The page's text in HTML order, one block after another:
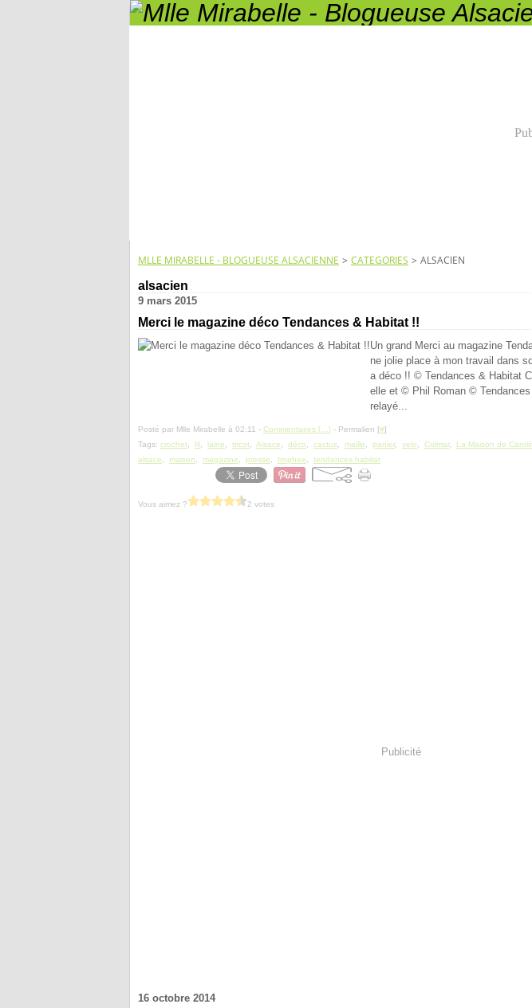
MLLE MIRABELLE - BLOGUEUSE ALSACIENNE > CATEGORIES > ALSACIEN
alsacien
9 mars 2015
Merci le magazine déco Tendances & Habitat !!
Un grand Merci au magazine
ne jolie place à mon travail dans
a déco !! © Tendances & Habitat
elle et © Phil Roman ©
relayé...
Posté par Mlle Mirabelle à 02:11 - Commentaires [ ] - Permalien [#]
Tags: crochet fil laine tricot Alsace déco cactus maille panier, velo Colmar, La Maison de
alsace
maison magazine presse trophee tendances habitat
Vous aimez ? 2 votes
Publicité
16 octobre 2014